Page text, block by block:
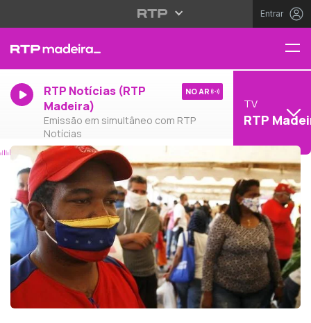
Entrar
RTP Notícias (RTP
Madeira)
Emissão em simultâneo com RTP
Notícias
NO AR
TV
RTP